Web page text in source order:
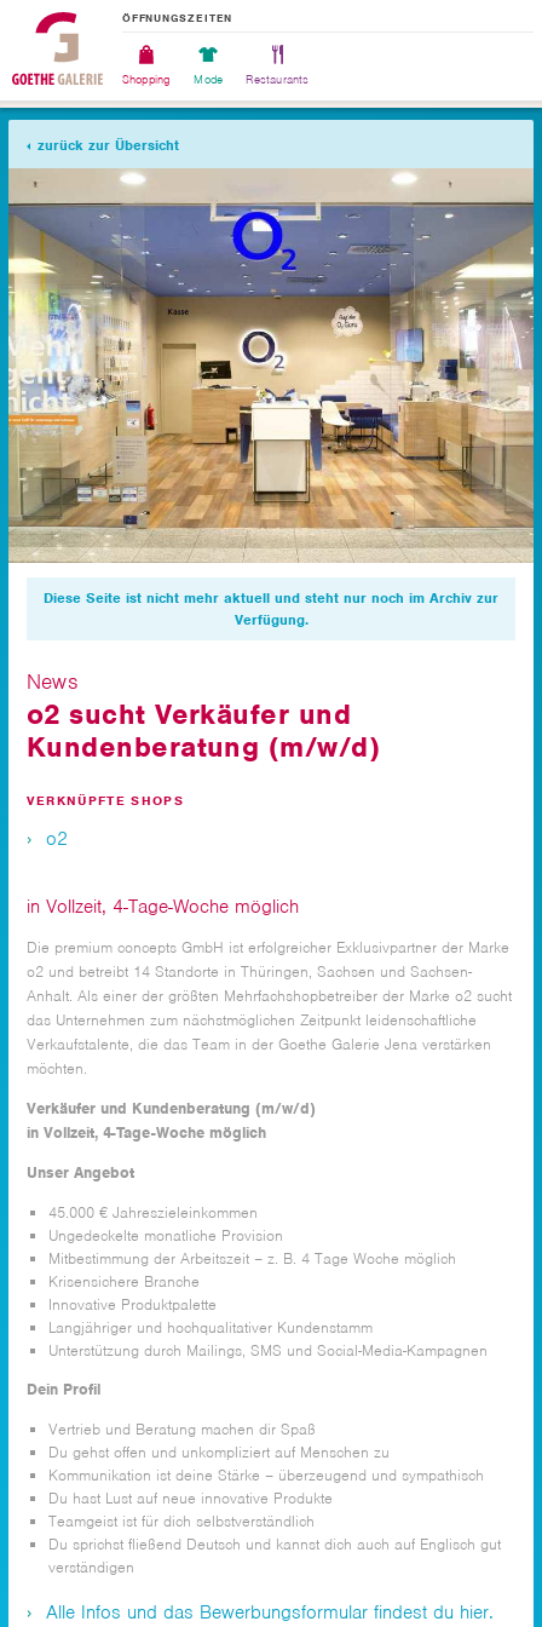
ÖFFNUNGSZEITEN
Shopping Mode Restaurants
zurück zur Übersicht
Diese Seite ist nicht mehr aktuell und steht nur noch im Archiv zur
Verfügung.
News
o2 sucht Verkäufer und
Kundenberatung (m/w/d)
VERKNÜPFTE SHOPS
o2
in Vollzeit, 4-Tage-Woche möglich
Die premium concepts GmbH ist erfolgreicher Exklusivpartner der Marke
o2 und betreibt 14 Standorte in Thüringen, Sachsen und Sachsen-
Anhalt. Als einer der größten Mehrfachshopbetreiber der Marke o2 sucht
das Unternehmen zum nächstmöglichen Zeitpunkt leidenschaftliche
Verkaufstalente, die das Team in der Goethe Galerie Jena verstärken
möchten.
Verkäufer und Kundenberatung (m/w/d)
in Vollzeit, 4-Tage-Woche möglich
Unser Angebot
45.000 € Jahreszieleinkommen
Ungedeckelte monatliche Provision
Mitbestimmung der Arbeitszeit – z. B. 4 Tage Woche möglich
Krisensichere Branche
Innovative Produktpalette
Langjähriger und hochqualitativer Kundenstamm
Unterstützung durch Mailings, SMS und Social-Media-Kampagnen
Dein Profil
Vertrieb und Beratung machen dir Spaß
Du gehst offen und unkompliziert auf Menschen zu
Kommunikation ist deine Stärke – überzeugend und sympathisch
Du hast Lust auf neue innovative Produkte
Teamgeist ist für dich selbstverständlich
Du sprichst fließend Deutsch und kannst dich auch auf Englisch gut
verständigen
Alle Infos und das Bewerbungsformular findest du hier.